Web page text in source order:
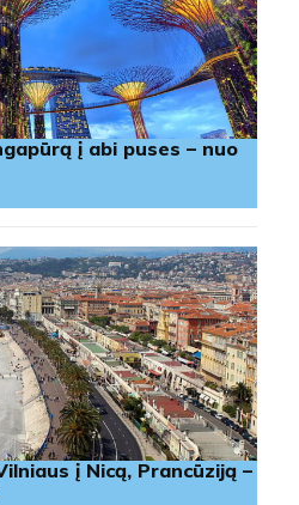
į abi puses – nuo
į Nicą, Prancūziją –